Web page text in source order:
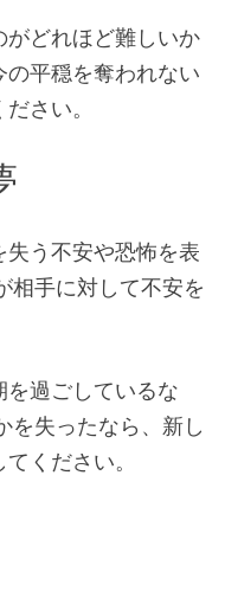
がどれほど難しいか
平穏を奪われない
さい。
う不安や恐怖を表
相手に対して不安を
を過ごしているな
を失ったなら、新し
ください。